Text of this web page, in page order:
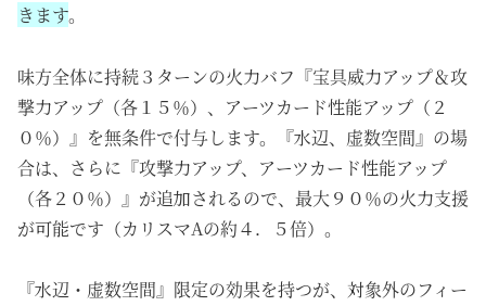
きます。
味方全体に持続３ターンの火力バフ『宝具威力アップ＆攻
撃力アップ（各１５％）、アーツカード性能アップ（２
０％）』を無条件で付与します。『水辺、虚数空間』の場
合は、さらに『攻撃力アップ、アーツカード性能アップ
（各２０％）』が追加されるので、最大９０％の火力支援
が可能です（カリスマAの約４．５倍）。
『水辺・虚数空間』限定の効果を持つが、対象外のフィー